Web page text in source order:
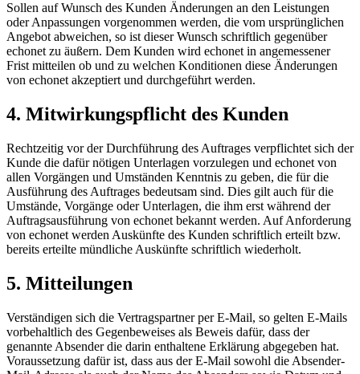
Sollen auf Wunsch des Kunden Änderungen an den Leistungen
oder Anpassungen vorgenommen werden, die vom ursprünglichen
Angebot abweichen, so ist dieser Wunsch schriftlich gegenüber
echonet zu äußern. Dem Kunden wird echonet in angemessener
Frist mitteilen ob und zu welchen Konditionen diese Änderungen
von echonet akzeptiert und durchgeführt werden.
4. Mitwirkungspflicht des Kunden
Rechtzeitig vor der Durchführung des Auftrages verpflichtet sich der
Kunde die dafür nötigen Unterlagen vorzulegen und echonet von
allen Vorgängen und Umständen Kenntnis zu geben, die für die
Ausführung des Auftrages bedeutsam sind. Dies gilt auch für die
Umstände, Vorgänge oder Unterlagen, die ihm erst während der
Auftragsausführung von echonet bekannt werden. Auf Anforderung
von echonet werden Auskünfte des Kunden schriftlich erteilt bzw.
bereits erteilte mündliche Auskünfte schriftlich wiederholt.
5. Mitteilungen
Verständigen sich die Vertragspartner per E-Mail, so gelten E-Mails
vorbehaltlich des Gegenbeweises als Beweis dafür, dass der
genannte Absender die darin enthaltene Erklärung abgegeben hat.
Voraussetzung dafür ist, dass aus der E-Mail sowohl die Absender-